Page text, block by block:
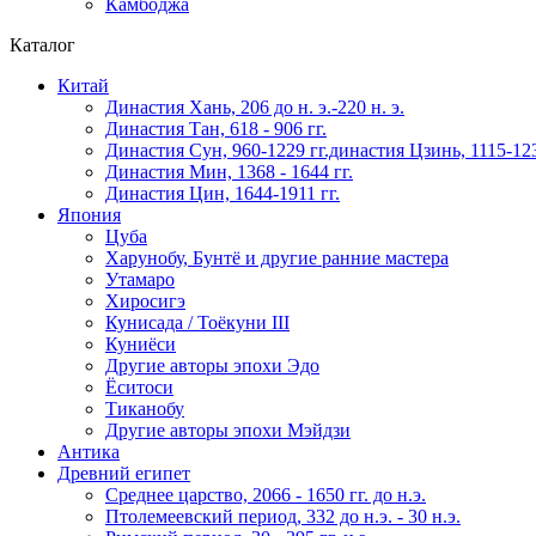
Каталог
Китай
Династия Хань, 206 до н. э.-220 н. э.
Династия Тан, 618 - 906 гг.
Династия Сун, 960-1229 гг.династия Цзинь, 1115-
Династия Мин, 1368 - 1644 гг.
Династия Цин, 1644-1911 гг.
Япония
Цуба
Харунобу, Бунтё и другие ранние мастера
Утамаро
Хиросигэ
Кунисада / Тоёкуни III
Куниёси
Другие авторы эпохи Эдо
Ёситоси
Тиканобу
Другие авторы эпохи Мэйдзи
Антика
Древний египет
Среднее царство, 2066 - 1650 гг. до н.э.
Птолемеевский период, 332 до н.э. - 30 н.э.